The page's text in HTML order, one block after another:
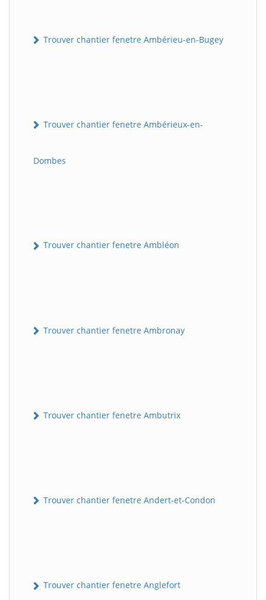
Trouver chantier fenetre Ambérieu-en-Bugey
Trouver chantier fenetre Ambérieux-en-
Dombes
Trouver chantier fenetre Ambléon
Trouver chantier fenetre Ambronay
Trouver chantier fenetre Ambutrix
Trouver chantier fenetre Andert-et-Condon
Trouver chantier fenetre Anglefort